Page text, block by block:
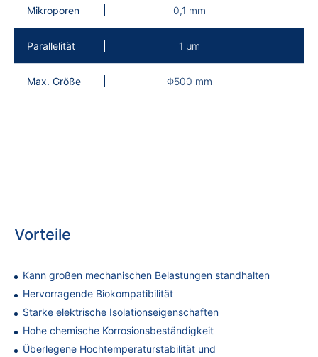
Mikroporen 0,1 mm
Parallelität 1 µm
Max. Größe Φ500 mm
Vorteile
Kann großen mechanischen Belastungen standhalten
Hervorragende Biokompatibilität
Starke elektrische Isolationseigenschaften
Hohe chemische Korrosionsbeständigkeit
Überlegene Hochtemperaturstabilität und